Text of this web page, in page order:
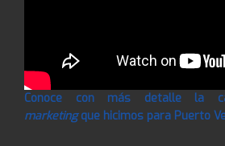
Conoce con más detalle la
marketingque hicimos para Puerto